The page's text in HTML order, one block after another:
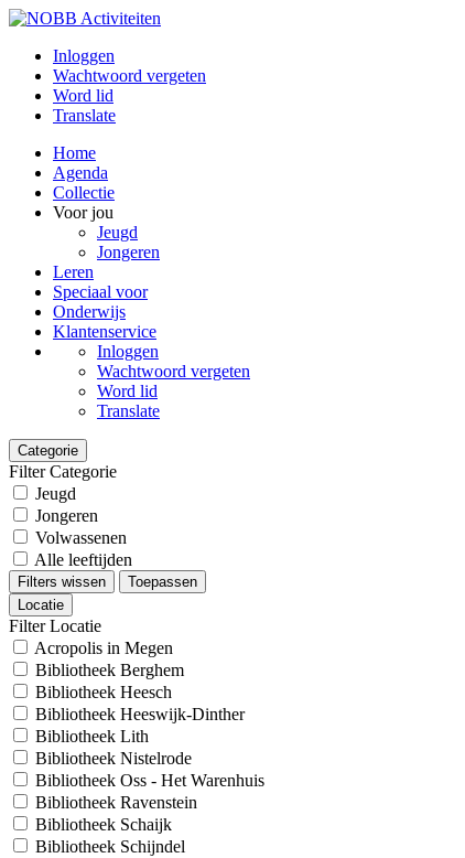
Inloggen
Wachtwoord vergeten
Word lid
Translate
Home
Agenda
Collectie
Voor jou
Jeugd
Jongeren
Leren
Speciaal voor
Onderwijs
Klantenservice
Inloggen
Wachtwoord vergeten
Word lid
Translate
Categorie
Filter Categorie
Jeugd
Jongeren
Volwassenen
Alle leeftijden
Filters wissen
Toepassen
Locatie
Filter Locatie
Acropolis in Megen
Bibliotheek Berghem
Bibliotheek Heesch
Bibliotheek Heeswijk-Dinther
Bibliotheek Lith
Bibliotheek Nistelrode
Bibliotheek Oss - Het Warenhuis
Bibliotheek Ravenstein
Bibliotheek Schaijk
Bibliotheek Schijndel